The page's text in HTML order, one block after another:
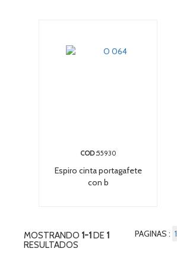
COD :55930
Espiro cinta portagafete
con b
MOSTRANDO 1-1DE 1
RESULTADOS
PAGINAS : 1